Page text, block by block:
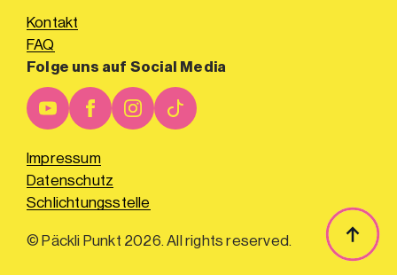
Kontakt
FAQ
Folge uns auf Social Media
Impressum
Datenschutz
Schlichtungsstelle
© Päckli Punkt 2026. All rights reserved.